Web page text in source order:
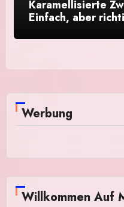
Karamellisierte
Einfach, aber
Werbung
Willkommen Auf